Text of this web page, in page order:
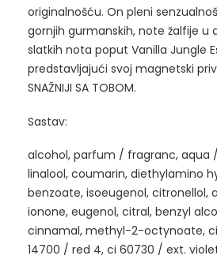
originalnošću. On pleni
gornjih gurmanskih, note žalfije u
slatkih nota poput Vanilla Jungle
predstavljajući svoj magnetski
SNAŽNIJI SA TOBOM.
Sastav:
alcohol, parfum / fragranc, aqua
linalool, coumarin, diethylamino
benzoate, isoeugenol, citronellol,
ionone, eugenol, citral, benzyl
cinnamal, methyl-2-octynoate, ci
14700 / red 4, ci 60730 / ext.